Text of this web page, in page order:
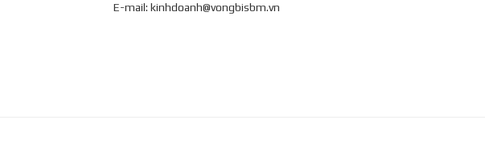
E-mail: kinhdoanh@vongbisbm.vn